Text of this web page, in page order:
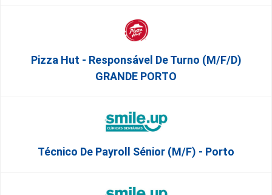
Pizza Hut - Responsável De Turno (m/f/d)
GRANDE PORTO
Técnico De Payroll Sénior (M/F) - Porto